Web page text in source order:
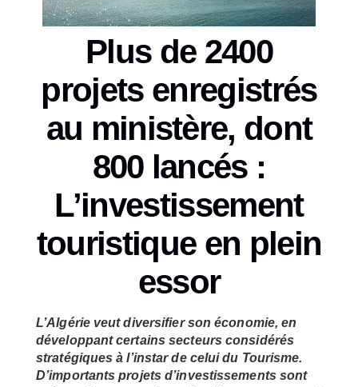
Plus de 2400
projets enregistrés
au ministère, dont
800 lancés :
L’investissement
touristique en plein
essor
L’Algérie veut diversifier son économie, en
développant certains secteurs considérés
stratégiques à l’instar de celui du Tourisme.
D’importants projets d’investissements sont